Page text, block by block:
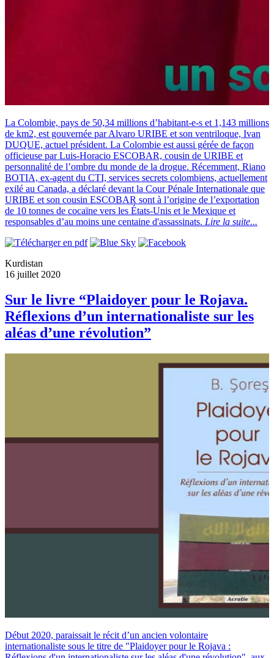
La Colombie, pays de 50,34 millions d’habitant-e-s et 1,143 millions
de km2, est gouvernée par Alvaro URIBE et son ventriloque, Ivan
DUQUE, actuel président. La Colombie est aussi gérée de façon
officieuse par Luis-Horacio ESCOBAR, cousin de URIBE et
personnalité de l’ombre du monde de la drogue. Récemment, Riano
BOTIA, ex-agent du CTI, services secrets colombiens, actuellement
exilé au Canada, a déclaré devant la Cour Pénale Internationale que
URIBE et son cousin ESCOBAR sont à l’origine de l’exportation
de 10 tonnes de cocaïne vers les États-Unis et le Mexique et
responsables d’au moins une centaine d'assassinats. Lire la suite...
Kurdistan
16 juillet 2020
Sur le livre “Plaidoyer pour le Rojava.
Réflexions d’un internationaliste sur les
aléas d’une révolution”
Début 2020, paraissait le récit d’un ancien volontaire
internationaliste sous le titre de "Plaidoyer pour le Rojava :